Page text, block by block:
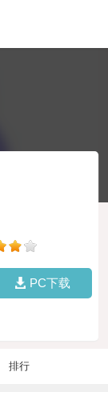
PC下载
排行